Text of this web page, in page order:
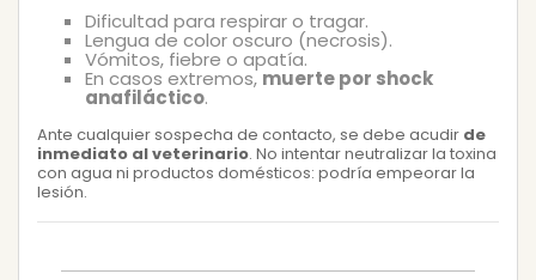
Dificultad para respirar o tragar.
Lengua de color oscuro (necrosis).
Vómitos, fiebre o apatía.
En casos extremos, muerte por shock
anafiláctico.
Ante cualquier sospecha de contacto, se debe acudir de
inmediato al veterinario. No intentar neutralizar la toxina
con agua ni productos domésticos: podría empeorar la
lesión.